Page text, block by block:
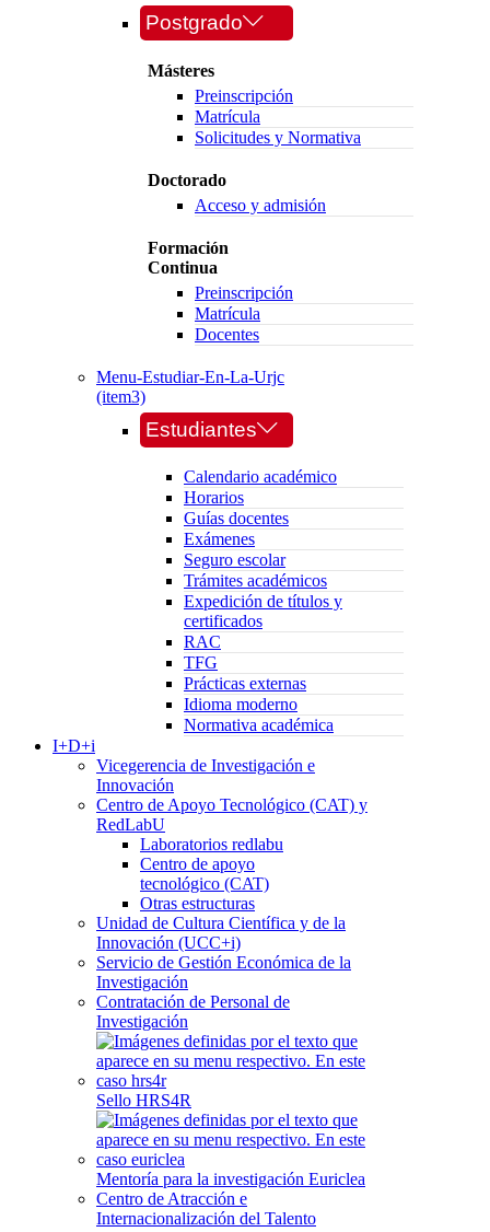
Postgrado
Másteres
Preinscripción
Matrícula
Solicitudes y Normativa
Doctorado
Acceso y admisión
Formación
Continua
Preinscripción
Matrícula
Docentes
Menu-Estudiar-En-La-Urjc
(item3)
Estudiantes
Calendario académico
Horarios
Guías docentes
Exámenes
Seguro escolar
Trámites académicos
Expedición de títulos y
certificados
RAC
TFG
Prácticas externas
Idioma moderno
Normativa académica
I+D+i
Vicegerencia de Investigación e
Innovación
Centro de Apoyo Tecnológico (CAT) y
RedLabU
Laboratorios redlabu
Centro de apoyo
tecnológico (CAT)
Otras estructuras
Unidad de Cultura Científica y de la
Innovación (UCC+i)
Servicio de Gestión Económica de la
Investigación
Contratación de Personal de
Investigación
Sello HRS4R
Mentoría para la investigación Euriclea
Centro de Atracción e
Internacionalización del Talento